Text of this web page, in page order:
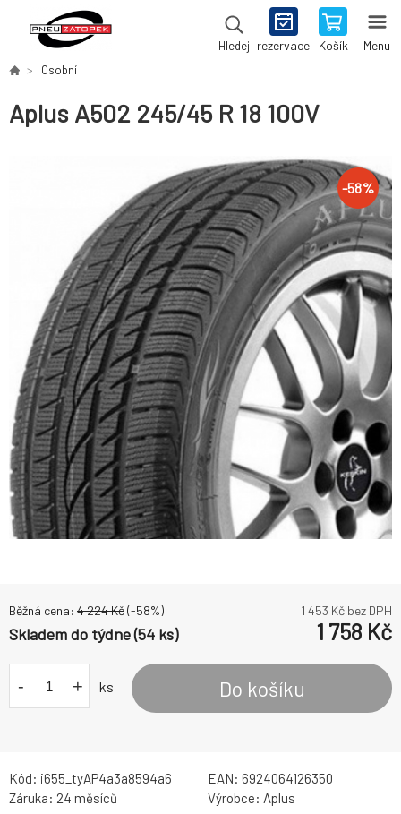
Hledej rezervace Košík Menu
Osobní
Aplus A502 245/45 R 18 100V
-58%
Běžná cena: 4 224Kč(-58%) 1 453 Kč bez DPH
Skladem do týdne (54 ks) 1 758 Kč
- + ks Do košíku
Kód: i655_tyAP4a3a8594a6 EAN: 6924064126350
Záruka: 24 měsíců Výrobce: Aplus